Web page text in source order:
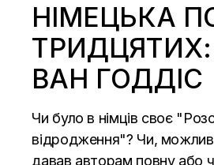
НІМЕЦЬКА
ВАН ГОДДІС
Чи було в німців своє
відродження"? Чи,
давав авторам повну або